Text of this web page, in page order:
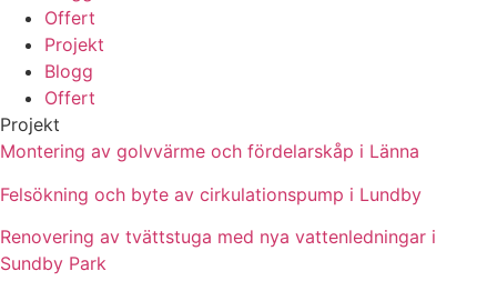
Offert
Projekt
Blogg
Offert
Projekt
Montering av golvvärme och fördelarskåp i Länna
Felsökning och byte av cirkulationspump i Lundby
Renovering av tvättstuga med nya vattenledningar i
Sundby Park